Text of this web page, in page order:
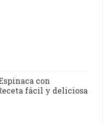
con
fácil y deliciosa